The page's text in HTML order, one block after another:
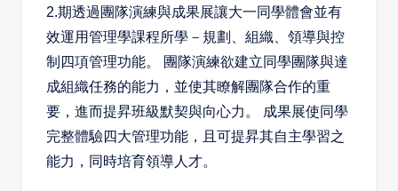
2.期透過團隊演練與成果展讓大一同學體會並有
效運用管理學課程所學－規劃、組織、領導與控
制四項管理功能。 團隊演練欲建立同學團隊與達
成組織任務的能力，並使其瞭解團隊合作的重
要，進而提昇班級默契與向心力。 成果展使同學
完整體驗四大管理功能，且可提昇其自主學習之
能力，同時培育領導人才。